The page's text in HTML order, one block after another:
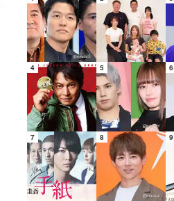
4 5 6
7 8 9